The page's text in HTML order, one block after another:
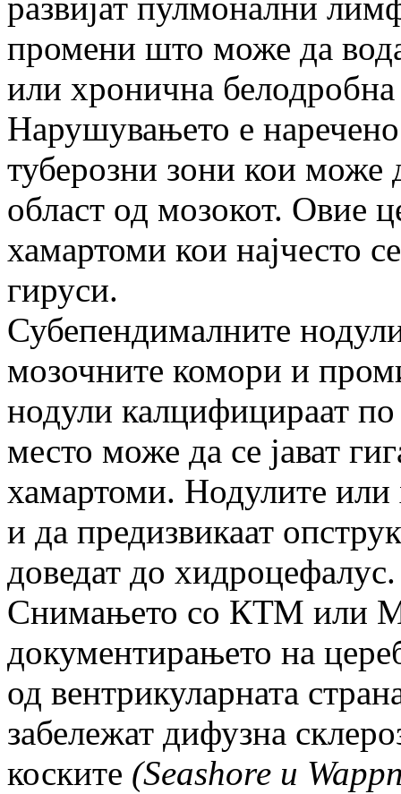
развијат пулмонални
промени што може да
или хронична белодробна
Нарушувањето е
туберозни зони кои може
област од мозокот. Овие
хамартоми кои најчесто
гируси.
Субепендималните
мозочните комори и
нодули калцифицираат
место може да се јават
хамартоми. Нодулите
и да предизвикаат
доведат до хидроцефалус.
Снимањето со КТМ или
документирањето на
од вентрикуларната
забележат дифузна
коските (Seashore и